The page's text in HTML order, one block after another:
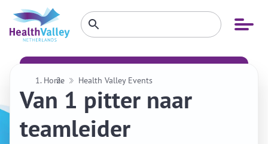
Open
menu
Zoeken
binnenZoeken
Home Health Valley Events
Van 1 pitter naar
teamleider